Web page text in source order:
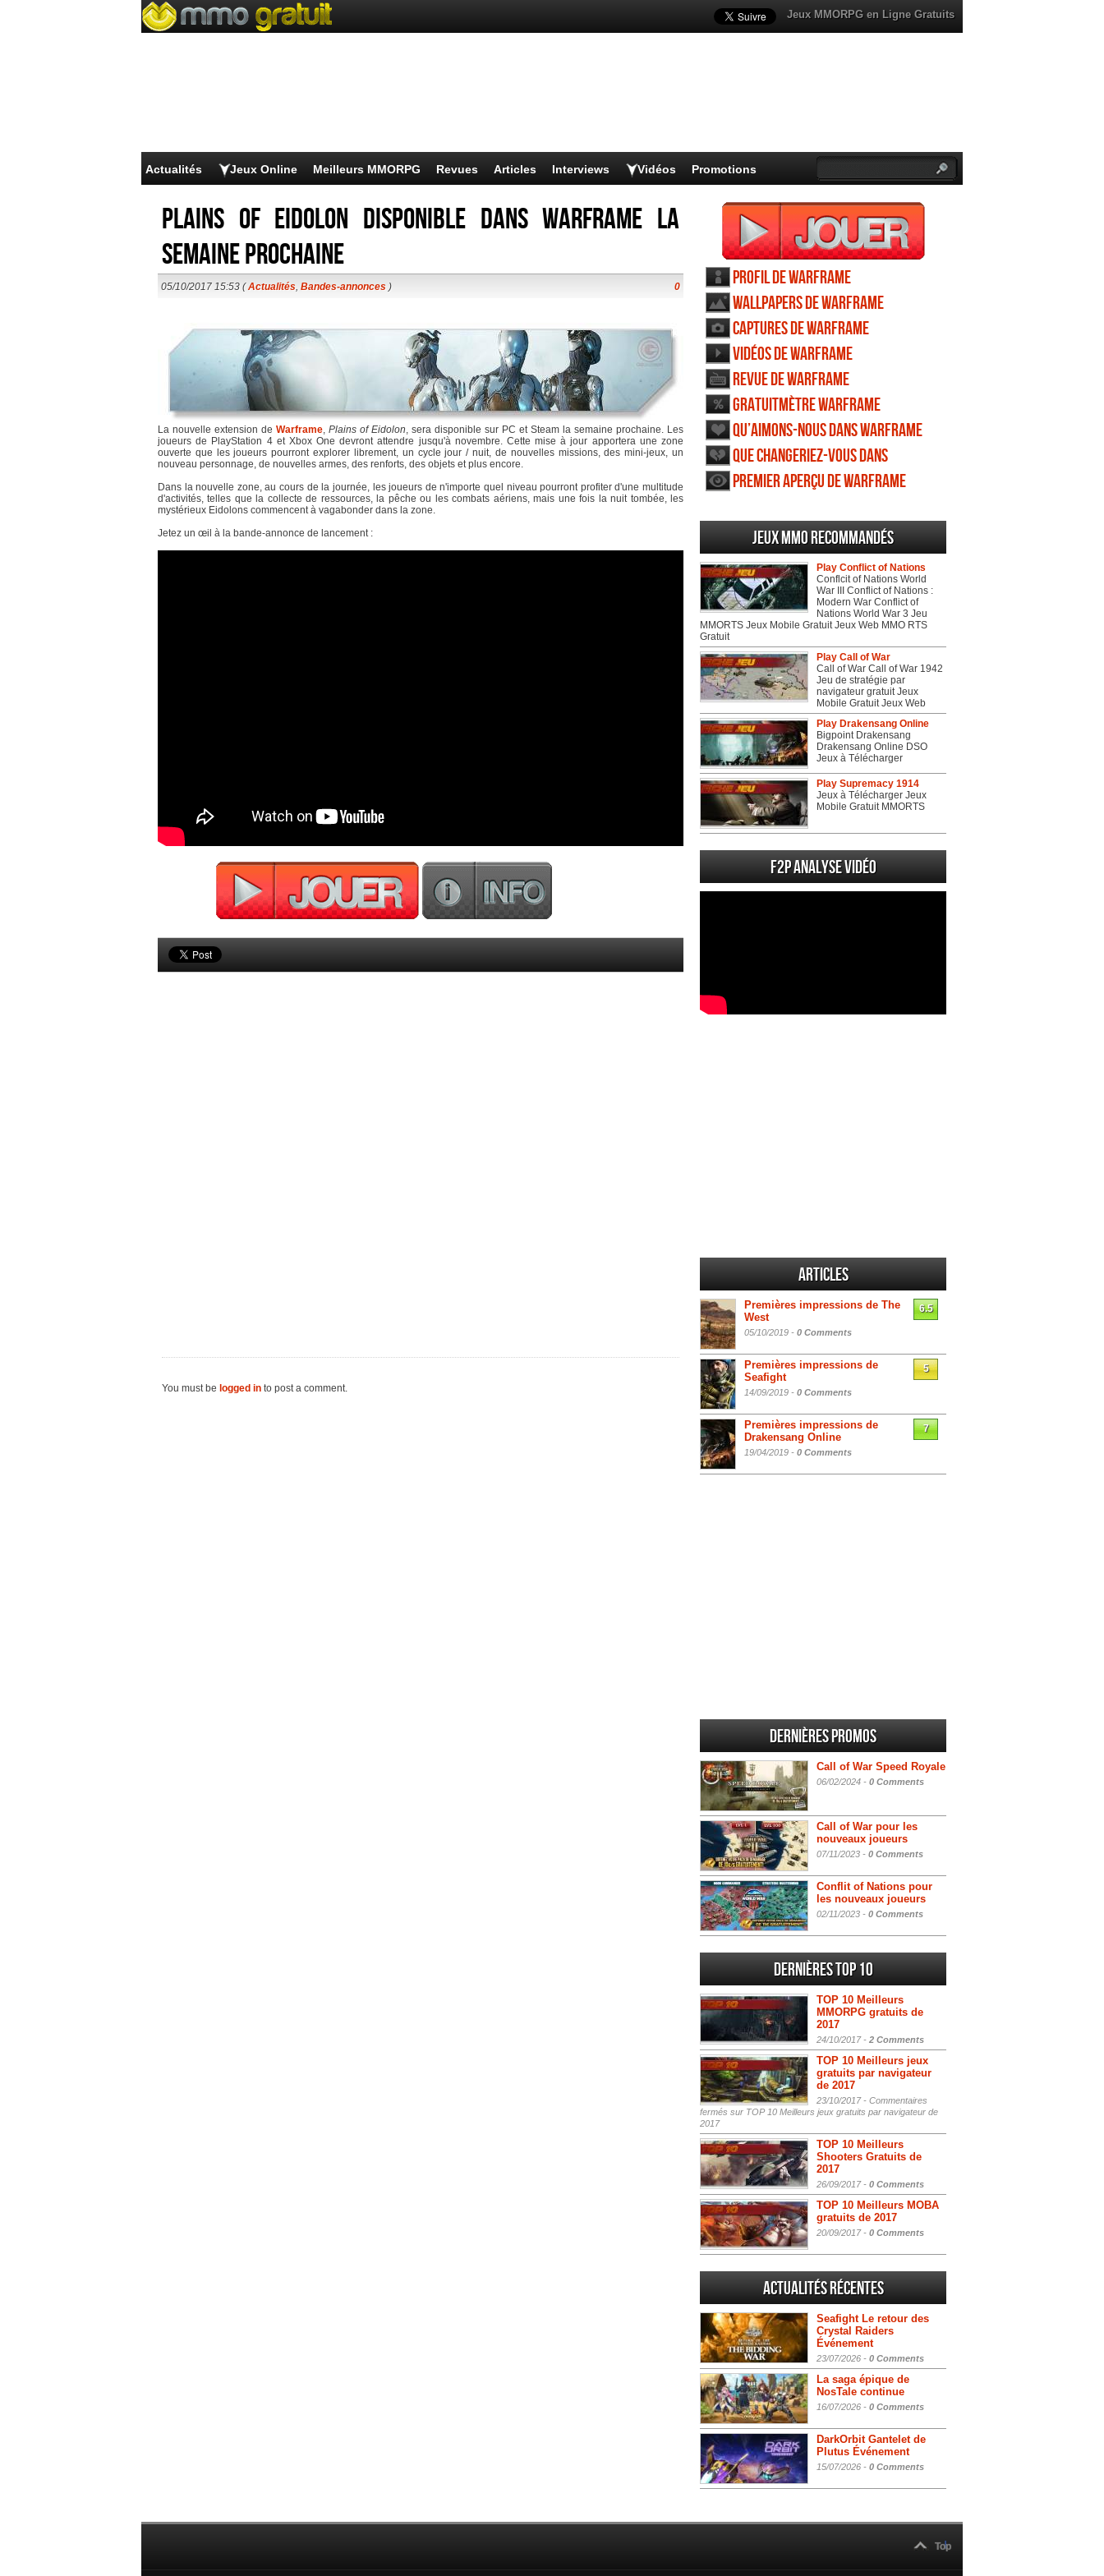
Jeux MMORPG en Ligne Gratuits
Actualités Jeux Online Meilleurs MMORPG Revues Articles Interviews Vidéos Promotions
Plains of Eidolon disponible dans Warframe la
semaine prochaine
05/10/2017 15:53 (Actualités, Bandes-annonces ) 0
La nouvelle extension de Warframe, Plains of Eidolon, sera disponible sur PC et Steam la semaine prochaine. Les
joueurs de PlayStation 4 et Xbox One devront attendre jusqu'à novembre. Cette mise à jour apportera une zone
ouverte que les joueurs pourront explorer librement, un cycle jour / nuit, de nouvelles missions, des mini-jeux, un
nouveau personnage, de nouvelles armes, des renforts, des objets et plus encore.
Dans la nouvelle zone, au cours de la journée, les joueurs de n'importe quel niveau pourront profiter d'une multitude
d'activités, telles que la collecte de ressources, la pêche ou les combats aériens, mais une fois la nuit tombée, les
mystérieux Eidolons commencent à vagabonder dans la zone.
Jetez un œil à la bande-annonce de lancement :
You must be logged in to post a comment.
Profil de Warframe
Wallpapers de Warframe
Captures de Warframe
Vidéos de Warframe
Revue de Warframe
Gratuitmètre Warframe
Qu’aimons-nous dans Warframe
Que changeriez-vous dans
Warframe
Premier aperçu de Warframe
Jeux MMO recommandés
Play Conflict of Nations
Conflcit of Nations World
War III Conflict of Nations :
Modern War Conflict of
Nations World War 3 Jeu
MMORTS Jeux Mobile Gratuit Jeux Web MMO RTS
Gratuit
Play Call of War
Call of War Call of War 1942
Jeu de stratégie par
navigateur gratuit Jeux
Mobile Gratuit Jeux Web
Play Drakensang Online
Bigpoint Drakensang
Drakensang Online DSO
Jeux à Télécharger
Play Supremacy 1914
Jeux à Télécharger Jeux
Mobile Gratuit MMORTS
F2P Analyse vidéo
Articles
Premières impressions de The
West
05/10/2019 - 0 Comments
6.5
Premières impressions de
Seafight
14/09/2019 - 0 Comments
5
Premières impressions de
Drakensang Online
19/04/2019 - 0 Comments
7
Dernières promos
Call of War Speed Royale
06/02/2024 - 0 Comments
Call of War pour les
nouveaux joueurs
07/11/2023 - 0 Comments
Conflit of Nations pour
les nouveaux joueurs
02/11/2023 - 0 Comments
Dernières Top 10
TOP 10 Meilleurs
MMORPG gratuits de
2017
24/10/2017 - 2 Comments
TOP 10 Meilleurs jeux
gratuits par navigateur
de 2017
23/10/2017 - Commentaires
fermés sur TOP 10 Meilleurs jeux gratuits par navigateur de
2017
TOP 10 Meilleurs
Shooters Gratuits de
2017
26/09/2017 - 0 Comments
TOP 10 Meilleurs MOBA
gratuits de 2017
20/09/2017 - 0 Comments
Actualités Récentes
Seafight Le retour des
Crystal Raiders
Événement
23/07/2026 - 0 Comments
La saga épique de
NosTale continue
16/07/2026 - 0 Comments
DarkOrbit Gantelet de
Plutus Événement
15/07/2026 - 0 Comments
Top